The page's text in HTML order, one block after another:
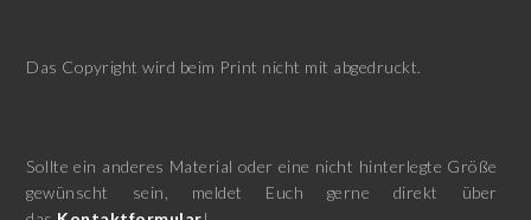
Das Copyright wird beim Print nicht mit abgedruckt.
Sollte ein anderes Material oder eine nicht hinterlegte Größe
gewünscht sein, meldet Euch gerne direkt über